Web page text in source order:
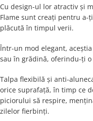
Cu design-ul lor atractiv și
Flame sunt creați pentru a-
plăcută în timpul verii.
Într-un mod elegant,
sau în grădină, oferindu-ți
Talpa flexibilă și anti-
orice suprafață, în timp ce
piciorului să respire,
zilelor fierbinți.